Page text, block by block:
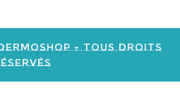
- Tous Droits